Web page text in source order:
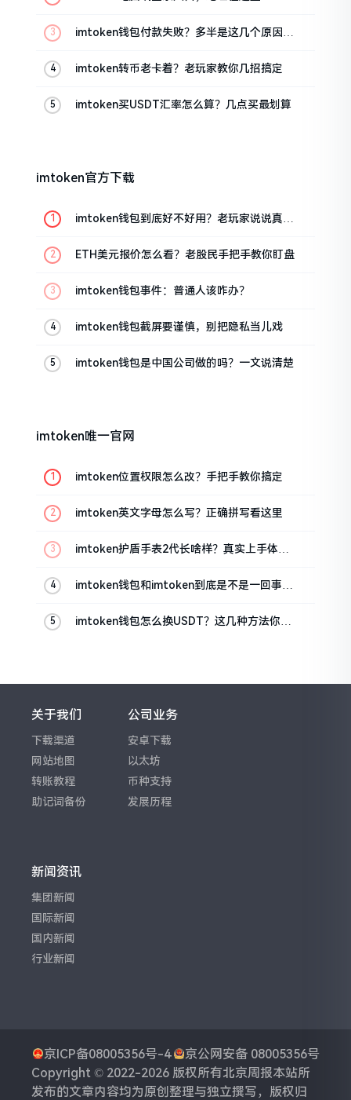
imtoken钱包付款失败？多半是这几个原因闹
imtoken转币老卡着？老玩家教你几招搞定
imtoken买USDT汇率怎么算？几点买最划算
imtoken官方下载
imtoken钱包到底好不好用？老玩家说说真实
ETH美元报价怎么看？老股民手把手教你盯盘
imtoken钱包事件：普通人该咋办？
imtoken钱包截屏要谨慎，别把隐私当儿戏
imtoken钱包是中国公司做的吗？一文说清楚
imtoken唯一官网
imtoken位置权限怎么改？手把手教你搞定
imtoken英文字母怎么写？正确拼写看这里
imtoken护盾手表2代长啥样？真实上手体验
imtoken钱包和imtoken到底是不是一回事？
imtoken钱包怎么换USDT？这几种方法你得
关于我们
下载渠道
网站地图
转账教程
助记词备份
公司业务
安卓下载
以太坊
币种支持
发展历程
新闻资讯
集团新闻
国际新闻
国内新闻
行业新闻
京ICP备08005356号-4
京公网安备 08005356号
Copyright © 2022-2026 版权所有北京周报本站所
发布的文章内容均为原创整理与独立撰写，版权归